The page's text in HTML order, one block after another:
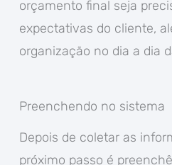
orçamento final seja
expectativas do cliente,
organização no dia a dia
Preenchendo no sistema
Depois de coletar as
próximo passo é